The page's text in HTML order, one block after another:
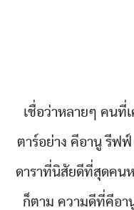
เชื่อว่าหลายๆ คนที่
ตาร์อย่าง คีอานู รีฟ
ดาราที่นิสัยดีที่สุดคนห
ก็ตาม ความดีที่คีอา